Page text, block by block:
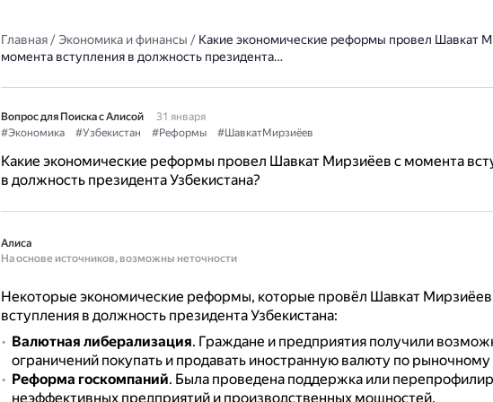
Главная/Экономика и финансы / Какие экономические реформы провел Шавкат
момента вступления в должность президента…
Вопрос для Поиска с Алисой
31 января
#Экономика
#Узбекистан #Реформы #ШавкатМирзиёев
Какие экономические реформы провел Шавкат Мирзиёев с момента
в должность президента Узбекистана?
Алиса
На основе источников, возможны неточности
Некоторые экономические реформы, которые провёл Шавкат
вступления в должность президента Узбекистана:
Валютная либерализация. Граждане и предприятия получили
ограничений покупать и продавать иностранную валюту по рыночному
Реформа госкомпаний. Была проведена поддержка или
неэффективных предприятий и производственных мощностей.